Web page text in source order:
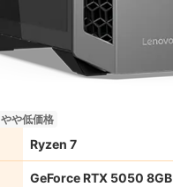
やや低価格
Ryzen 7
GeForce RTX 5050 8GB